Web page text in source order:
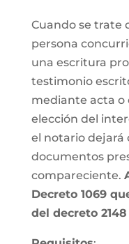
Cuando se trate
persona
una escritura
testimonio
mediante acta o
elección del
el notario dejará
documentos
compareciente.
Decreto 1069
del decreto 2148